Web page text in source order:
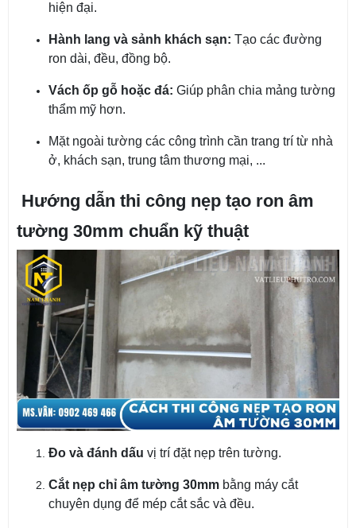
hiện đại.
Hành lang và sảnh khách sạn: Tạo các đường
ron dài, đều, đồng bộ.
Vách ốp gỗ hoặc đá: Giúp phân chia mảng tường
thẩm mỹ hơn.
Mặt ngoài tường các công trình cần trang trí từ nhà
ở, khách sạn, trung tâm thương mại, ...
Hướng dẫn thi công nẹp tạo ron âm
tường 30mm chuẩn kỹ thuật
Đo và đánh dấu vị trí đặt nẹp trên tường.
Cắt nẹp chỉ âm tường 30mm bằng máy cắt
chuyên dụng để mép cắt sắc và đều.